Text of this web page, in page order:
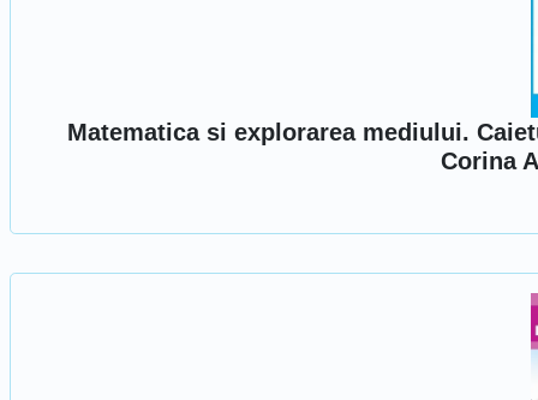
Matematica si explorarea mediului.
Corina